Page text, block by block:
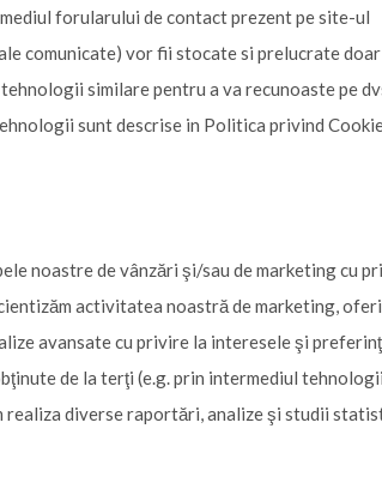
forularului de contact prezent pe site-ul
comunicate) vor fii stocate si prelucrate doar
similare pentru a va recunoaste pe
sunt descrise in Politica privind
noastre de vânzări şi/sau de marketing cu
activitatea noastră de marketing,
avansate cu privire la interesele şi
de la terţi (e.g. prin intermediul
diverse raportări, analize şi studii